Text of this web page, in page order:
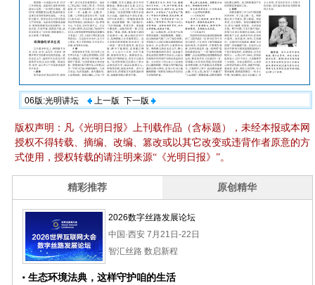
06版:光明讲坛 上一版 下一版
版权声明：凡《光明日报》上刊载作品（含标题），未经本报或本网
授权不得转载、摘编、改编、篡改或以其它改变或违背作者原意的方
式使用，授权转载的请注明来源“《光明日报》”。